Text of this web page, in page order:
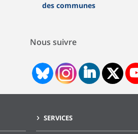
des communes
Nous suivre
SERVICES